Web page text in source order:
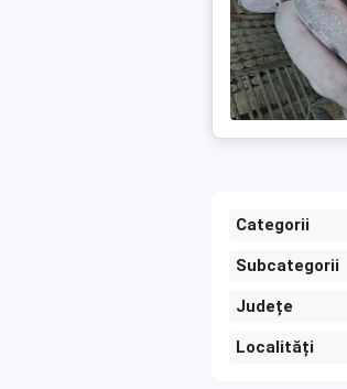
Categorii
Subcategorii
Județe
Localități